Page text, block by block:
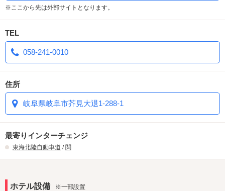
してくれます。
ラクゼーション効果
【NetflixやYoutubeなどサブスク全室見放題✨】
ーティーしながら観てみたり♪
※ここから先は外部サイトとなります。
TEL
058-241-0010
住所
岐阜県岐阜市芥見大退1-288-1
最寄りインターチェンジ
東海北陸自動車道 / 関
ホテル設備 ※一部設置